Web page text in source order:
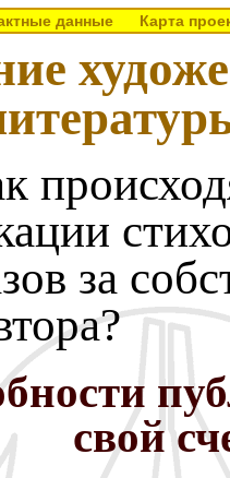
данные Карта
за
свой